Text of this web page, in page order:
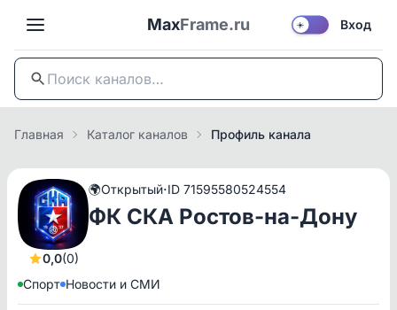
MaxFrame.ru ☀️ Вход
Главная Каталог каналов Профиль канала
0,0(0)
🌍Открытый·ID 71595580524554
ФК СКА Ростов-на-Дону
Спорт Новости и СМИ